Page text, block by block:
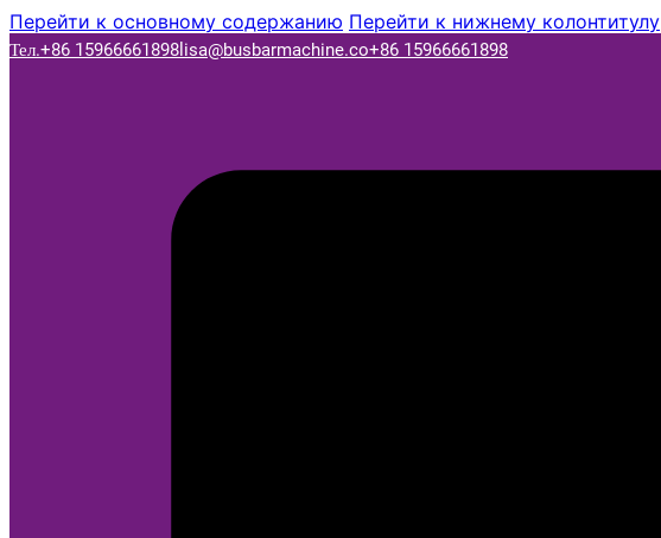
Перейти к основному содержанию Перейти к нижнему колонтитулу
Тел.+86 15966661898 lisa@busbarmachine.co+86 15966661898